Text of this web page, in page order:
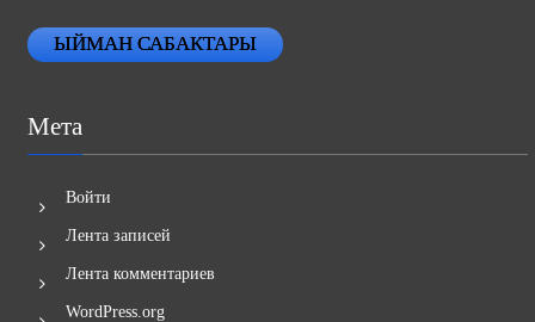
ЫЙМАН САБАКТАРЫ
Мета
Войти
Лента записей
Лента комментариев
WordPress.org